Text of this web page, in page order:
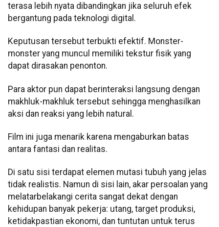
terasa lebih nyata dibandingkan jika seluruh efek
bergantung pada teknologi digital.
Keputusan tersebut terbukti efektif. Monster-
monster yang muncul memiliki tekstur fisik yang
dapat dirasakan penonton.
Para aktor pun dapat berinteraksi langsung dengan
makhluk-makhluk tersebut sehingga menghasilkan
aksi dan reaksi yang lebih natural.
Film ini juga menarik karena mengaburkan batas
antara fantasi dan realitas.
Di satu sisi terdapat elemen mutasi tubuh yang jelas
tidak realistis. Namun di sisi lain, akar persoalan yang
melatarbelakangi cerita sangat dekat dengan
kehidupan banyak pekerja: utang, target produksi,
ketidakpastian ekonomi, dan tuntutan untuk terus